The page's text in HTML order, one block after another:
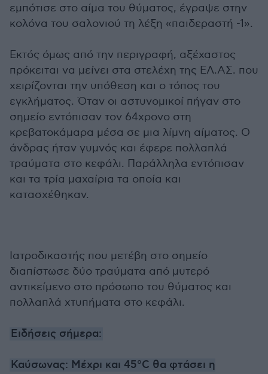
εμπότισε στο αίμα του θύματος, έγραψε στην
κολόνα του σαλονιού τη λέξη «παιδεραστή -1».
Εκτός όμως από την περιγραφή, αξέχαστος
πρόκειται να μείνει στα στελέχη της ΕΛ.ΑΣ. που
χειρίζονται την υπόθεση και ο τόπος του
εγκλήματος. Όταν οι αστυνομικοί πήγαν στο
σημείο εντόπισαν τον 64χρονο στη
κρεβατοκάμαρα μέσα σε μια λίμνη αίματος. Ο
άνδρας ήταν γυμνός και έφερε πολλαπλά
τραύματα στο κεφάλι. Παράλληλα εντόπισαν
και τα τρία μαχαίρια τα οποία και
κατασχέθηκαν.
Ιατροδικαστής που μετέβη στο σημείο
διαπίστωσε δύο τραύματα από μυτερό
αντικείμενο στο πρόσωπο του θύματος και
πολλαπλά χτυπήματα στο κεφάλι.
Ειδήσεις σήμερα:
Καύσωνας: Μέχρι και 45°C θα φτάσει η